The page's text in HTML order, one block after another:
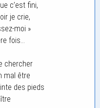
c’est fini,
je crie,
moi »
fois…
chercher
mal être
des pieds